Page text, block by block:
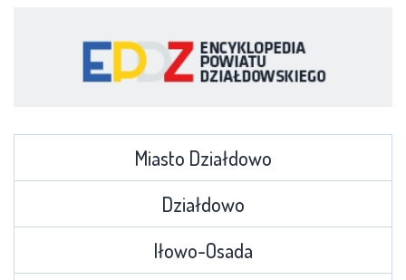
Miasto Działdowo
Działdowo
Iłowo-Osada